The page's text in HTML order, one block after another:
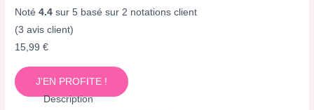
Noté4.4 sur 5 basé sur 2 notations client
(3 avis client)
15,99€
J'EN PROFITE !
Description